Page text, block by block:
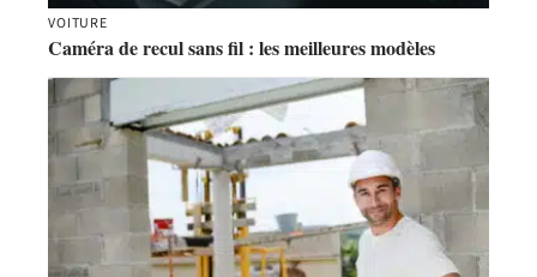
VOITURE
Caméra de recul sans fil : les meilleures modèles